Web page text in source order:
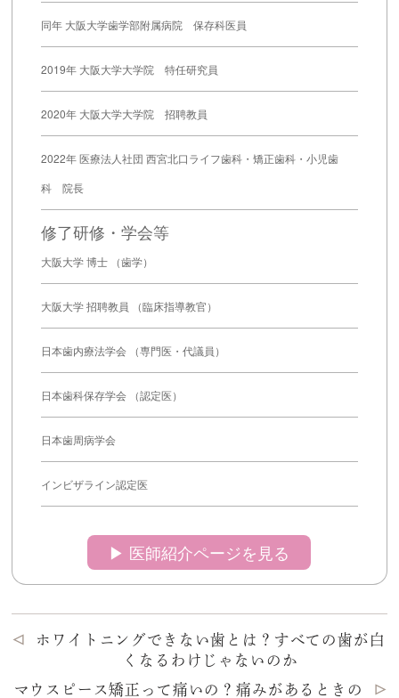
同年 大阪大学歯学部附属病院 保存科医員
2019年 大阪大学大学院 特任研究員
2020年 大阪大学大学院 招聘教員
2022年 医療法人社団 西宮北口ライフ歯科・矯正歯科・小児歯
科 院長
修了研修・学会等
大阪大学 博士 （歯学）
大阪大学 招聘教員 （臨床指導教官）
日本歯内療法学会 （専門医・代議員）
日本歯科保存学会 （認定医）
日本歯周病学会
インビザライン認定医
▶︎ 医師紹介ページを見る
ホワイトニングできない歯とは？すべての歯が白
くなるわけじゃないのか
マウスピース矯正って痛いの？痛みがあるときの